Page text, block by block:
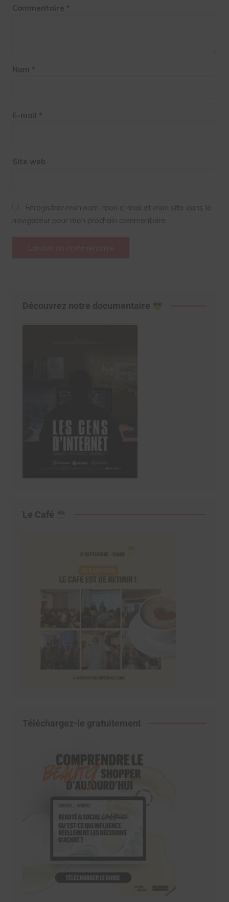
Commentaire *
Nom *
E-mail *
Site web
Enregistrer mon nom, mon e-mail et mon site dans le
navigateur pour mon prochain commentaire.
Découvrez notre documentaire
Le Café
Téléchargez-le gratuitement